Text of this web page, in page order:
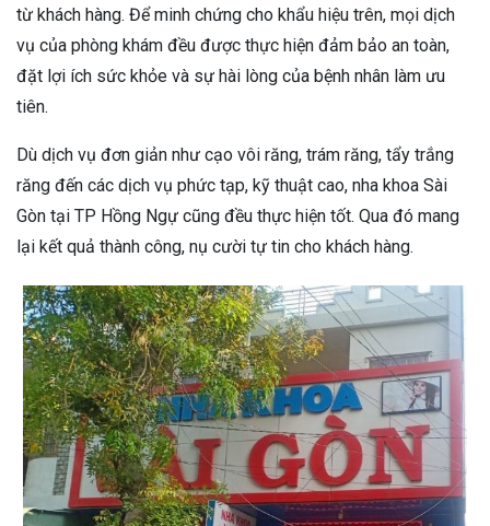
từ khách hàng. Để minh chứng cho khẩu hiệu trên, mọi dịch
vụ của phòng khám đều được thực hiện đảm bảo an toàn,
đặt lợi ích sức khỏe và sự hài lòng của bệnh nhân làm ưu
tiên.
Dù dịch vụ đơn giản như cạo vôi răng, trám răng, tẩy trắng
răng đến các dịch vụ phức tạp, kỹ thuật cao, nha khoa Sài
Gòn tại TP Hồng Ngự cũng đều thực hiện tốt. Qua đó mang
lại kết quả thành công, nụ cười tự tin cho khách hàng.